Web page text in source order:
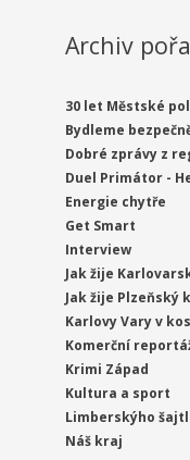
Archiv
30 let Městské
Bydleme
Dobré zprávy z
Duel Primátor -
Energie chytře
Get Smart
Interview
Jak žije
Jak žije Plzeňský
Karlovy Vary v
Komerční
Krimi Západ
Kultura a sport
Limberskýho
Náš kraj